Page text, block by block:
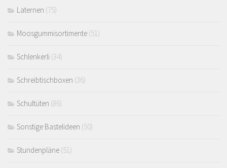
Laternen (75)
Moosgummisortimente (51)
Schlenkerli (34)
Schreibtischboxen (36)
Schultüten (86)
Sonstige Bastelideen (50)
Stundenpläne (51)